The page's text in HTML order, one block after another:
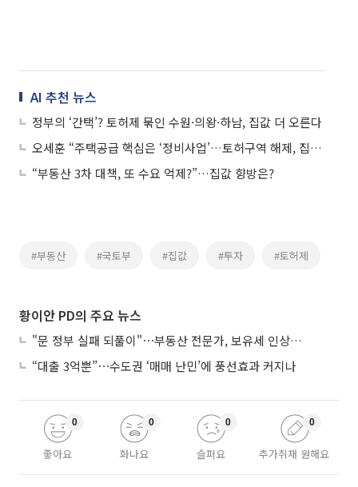
AI 추천 뉴스
정부의 ‘간택’? 토허제 묶인 수원·의왕·하남, 집값 더 오른다
오세훈 “주택공급 핵심은 ‘정비사업’…토허구역 해제, 집값 상승 무관”
“부동산 3차 대책, 또 수요 억제?”…집값 향방은?
#부동산 #국토부 #집값 #투자 #토허제
황이안 PD의 주요 뉴스
"문 정부 실패 되풀이"⋯부동산 전문가, 보유세 인상에 우려
“대출 3억뿐”⋯수도권 ‘매매 난민’에 풍선효과 커지나
좋아요
0
화나요
0
슬퍼요
0
추가취재 원해요
0